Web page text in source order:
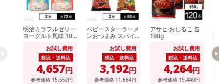
明治ミラフルゼリー
ヨーグルト風味 100
ト風味 100gお試し費用
税込・送料込
4,657円
参考価格 15,552円
ベビースターラーメ
ンおつまみ スパイ
ベビースターラーメ
ン コクうまチキン
味 64g
お試し費用
税込・送料込
3,192円
参考価格 11,664円
アサヒ おしるこ 缶
190g
お試し費用
税込・送料込
4,264円
参考価格 19,440円